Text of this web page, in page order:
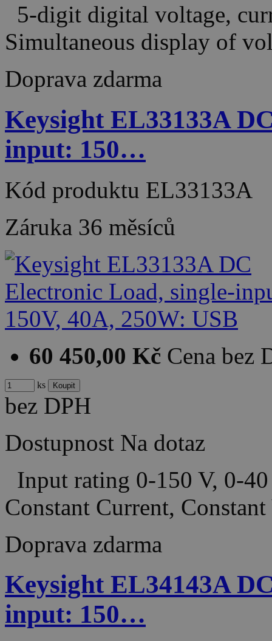
5-digit digital voltage,
Simultaneous display of
Doprava zdarma
Keysight EL33133A
input: 150…
Kód produktu EL33133A
Záruka 36 měsíců
60 450,00 Kč Cena bez
ks
bez DPH
Dostupnost Na dotaz
Input rating 0-150 V, 0-
Constant Current,
Doprava zdarma
Keysight EL34143A
input: 150…